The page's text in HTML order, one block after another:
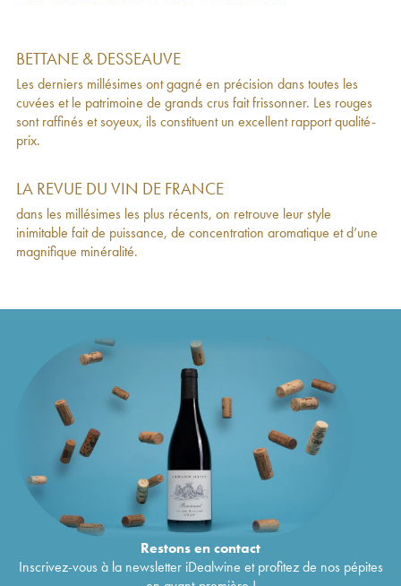
Bourgogne Pinot Noir Ramonet (Domaine)
Saint-Aubin 1er Cru Les Murgers des Dents de
Chien Ramonet (Domaine)2023
Monthélie 1er Cru Ramonet (Domaine)2023 63€
Corton-Charlemagne Grand Cru Ramonet
688€
(Domaine)
2023
Monthélie Ramonet (Domaine)2023
Chassagne-Montrachet 1er Cru Abbaye de
Morgeot Ramonet (Domaine)2022
200
Bienvenues-Bâtard-Montrachet Grand Cru
(Domaine)2022
Chassagne-Montrachet 1er Cru Les Ruchottes
Ramonet (Domaine)
2022
Chassagne-Montrachet Ramonet (Domaine)
2022
132
Chassagne-Montrachet 1er Cru Morgeot
Ramonet (Domaine)
2022
201
Chassagne-Montrachet 1er Cru Les Caillerets
Ramonet (Domaine)
2022
Chassagne-Montrachet 1er Cru Boudriotte
Ramonet (Domaine)
2022
Puligny-Montrachet 1er Cru Champs Canet
Ramonet (Domaine) 2022
225
BETTANE & DESSEAUVE
Les derniers millésimes ont gagné en précision dans toutes les
cuvées et le patrimoine de grands crus fait frissonner. Les rouges
sont raffinés et soyeux, ils constituent un excellent rapport qualité-
prix.
LA REVUE DU VIN DE FRANCE
dans les millésimes les plus récents, on retrouve leur style
inimitable fait de puissance, de concentration aromatique et d’une
magnifique minéralité.
Restons encontact
Inscrivez-vous à la newsletter iDealwine et profitez de nos pépites